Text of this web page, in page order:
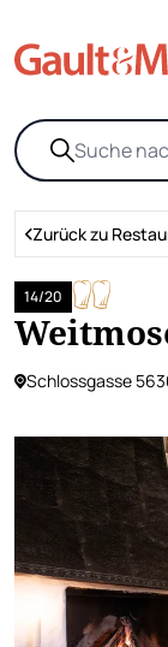
Zurück zu
14/20
Schlossgasse